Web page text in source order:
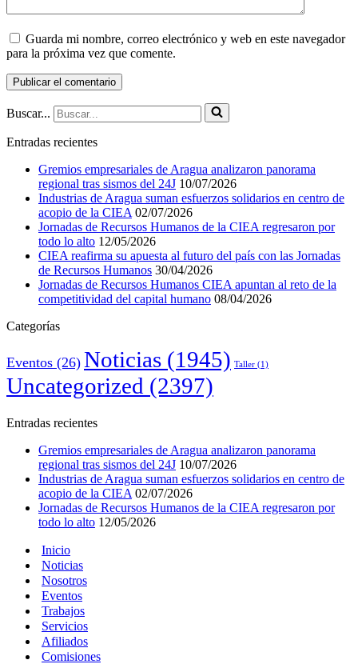
Guarda mi nombre, correo electrónico y web en este navegador
para la próxima vez que comente.
Buscar...
Entradas recientes
Gremios empresariales de Aragua analizaron panorama
regional tras sismos del 24J 10/07/2026
Industrias de Aragua suman esfuerzos solidarios en centro de
acopio de la CIEA 02/07/2026
Jornadas de Recursos Humanos de la CIEA regresaron por
todo lo alto 12/05/2026
CIEA reafirma su apuesta al futuro del país con las Jornadas
de Recursos Humanos 30/04/2026
Jornadas de Recursos Humanos CIEA apuntan al reto de la
competitividad del capital humano 08/04/2026
Categorías
Eventos (26) Noticias (1945) Taller (1)
Uncategorized (2397)
Entradas recientes
Gremios empresariales de Aragua analizaron panorama
regional tras sismos del 24J 10/07/2026
Industrias de Aragua suman esfuerzos solidarios en centro de
acopio de la CIEA 02/07/2026
Jornadas de Recursos Humanos de la CIEA regresaron por
todo lo alto 12/05/2026
Inicio
Noticias
Nosotros
Eventos
Trabajos
Servicios
Afiliados
Comisiones